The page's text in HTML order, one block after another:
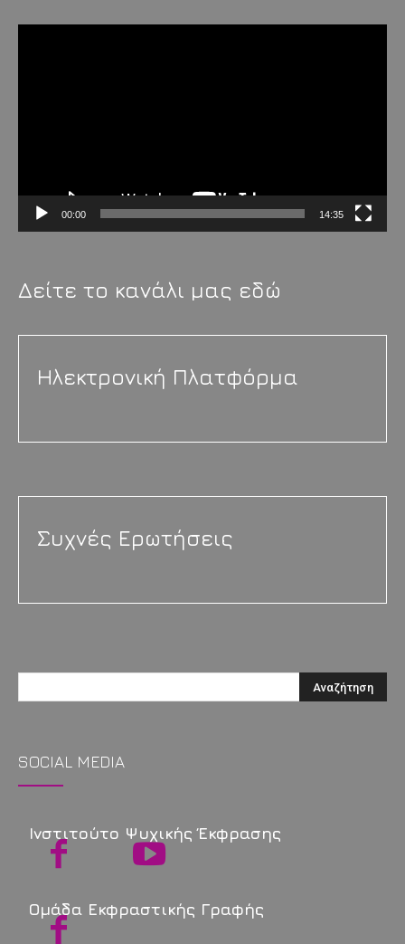
00:00 14:35
Δείτε το κανάλι μας εδώ
Ηλεκτρονική Πλατφόρμα
Συχνές Ερωτήσεις
SOCIAL MEDIA
Ινστιτούτο Ψυχικής Έκφρασης
Ομάδα Εκφραστικής Γραφής